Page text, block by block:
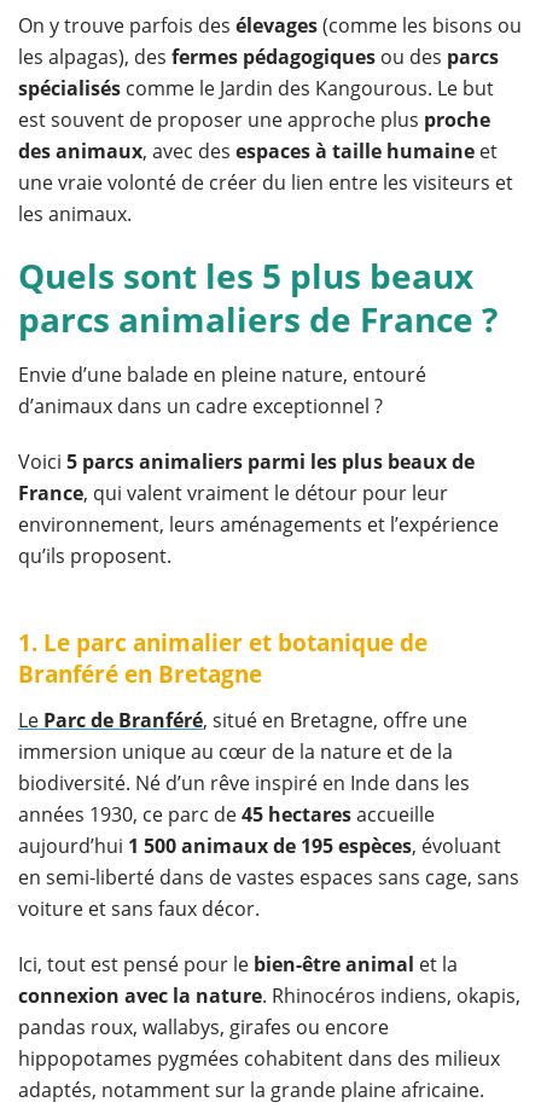
On y trouve parfois des élevages(comme les bisons ou
les alpagas), des fermes pédagogiques ou des parcs
spécialisés comme le Jardin des Kangourous. Le but
est souvent de proposer une approche plus proche
des animaux, avec des espaces à taille humaine et
une vraie volonté de créer du lien entre les visiteurs et
les animaux.
Quels sont les 5 plus beaux
parcs animaliers de France ?
Envie d’une balade en pleine nature, entouré
d’animaux dans un cadre exceptionnel ?
Voici 5 parcs animaliers parmi les plus beaux de
France, qui valent vraiment le détour pour leur
environnement, leurs aménagements et l’expérience
qu’ils proposent.
1. Le parc animalier et botanique de
Branféré en Bretagne
Le Parc de Branféré, situé en Bretagne, offre une
immersion unique au cœur de la nature et de la
biodiversité. Né d’un rêve inspiré en Inde dans les
années 1930, ce parc de45 hectaresaccueille
aujourd’hui 1 500 animaux de 195 espèces, évoluant
en semi-liberté dans de vastes espaces sans cage, sans
voiture et sans faux décor.
Ici, tout est pensé pour le bien-être animal et la
connexion avec la nature. Rhinocéros indiens, okapis,
pandas roux, wallabys, girafes ou encore
hippopotames pygmées cohabitent dans des milieux
adaptés, notamment sur la grande plaine africaine.